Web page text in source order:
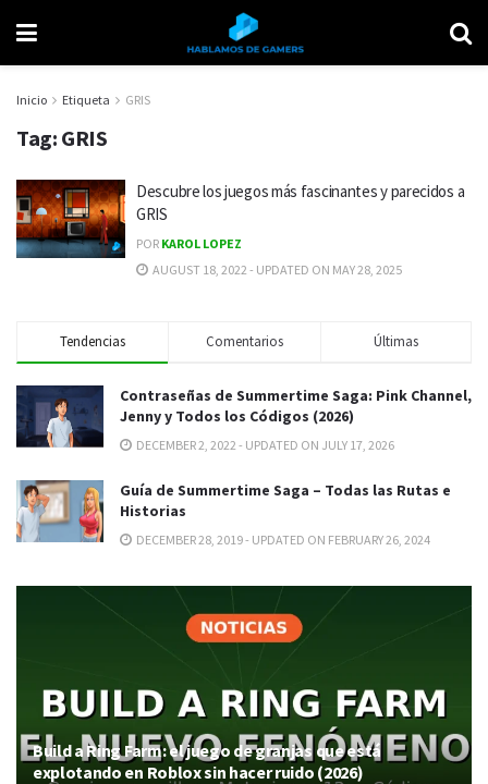
Inicio Etiqueta GRIS
Tag: GRIS
Descubre los juegos más fascinantes y parecidos a
GRIS
POR KAROL LOPEZ
AUGUST 18, 2022 - UPDATED ON MAY 28, 2025
Tendencias Comentarios Últimas
Contraseñas de Summertime Saga: Pink Channel,
Jenny y Todos los Códigos (2026)
DECEMBER 2, 2022 - UPDATED ON JULY 17, 2026
Guía de Summertime Saga – Todas las Rutas e
Historias
DECEMBER 28, 2019 - UPDATED ON FEBRUARY 26, 2024
Build a Ring Farm: el juego de granjas que está
explotando en Roblox sin hacer ruido (2026)